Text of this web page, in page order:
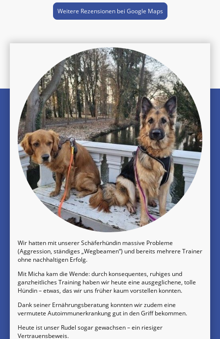
Weitere Rezensionen bei Google Maps
Wir hatten mit unserer Schäferhündin massive Probleme
(Aggression, ständiges „Wegbeamen“) und bereits mehrere Trainer
ohne nachhaltigen Erfolg.
Mit Micha kam die Wende: durch konsequentes, ruhiges und
ganzheitliches Training haben wir heute eine ausgeglichene, tolle
Hündin – etwas, das wir uns früher kaum vorstellen konnten.
Dank seiner Ernährungsberatung konnten wir zudem eine
vermutete Autoimmunerkrankung gut in den Griff bekommen.
Heute ist unser Rudel sogar gewachsen – ein riesiger
Vertrauensbeweis.